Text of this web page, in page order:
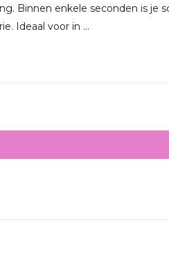
Binnen enkele seconden is je
Ideaal voor in ...